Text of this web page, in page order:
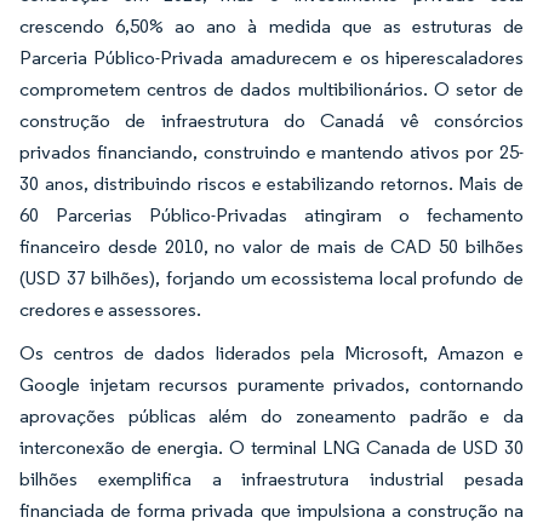
crescendo 6,50% ao ano à medida que as estruturas de
Parceria Público-Privada amadurecem e os hiperescaladores
comprometem centros de dados multibilionários. O setor de
construção de infraestrutura do Canadá vê consórcios
privados financiando, construindo e mantendo ativos por 25-
30 anos, distribuindo riscos e estabilizando retornos. Mais de
60 Parcerias Público-Privadas atingiram o fechamento
financeiro desde 2010, no valor de mais de CAD 50 bilhões
(USD 37 bilhões), forjando um ecossistema local profundo de
credores e assessores.
Os centros de dados liderados pela Microsoft, Amazon e
Google injetam recursos puramente privados, contornando
aprovações públicas além do zoneamento padrão e da
interconexão de energia. O terminal LNG Canada de USD 30
bilhões exemplifica a infraestrutura industrial pesada
financiada de forma privada que impulsiona a construção na